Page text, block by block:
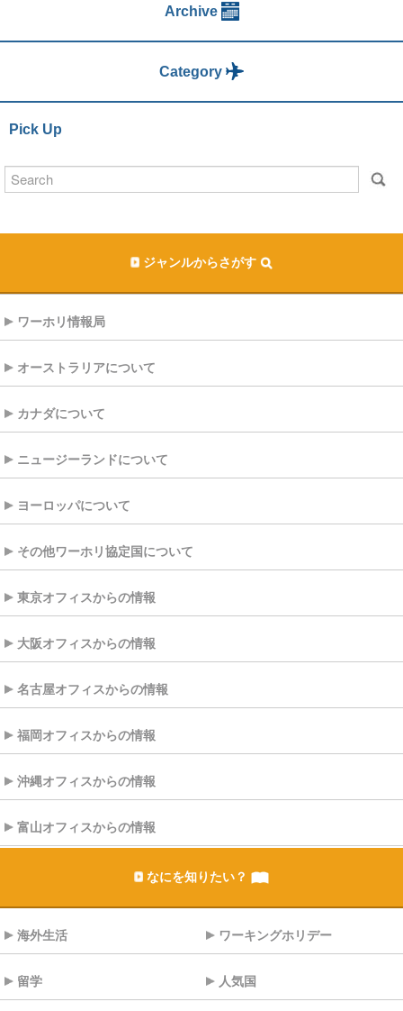
Archive
Category
Pick Up
ジャンルからさがす
ワーホリ情報局
オーストラリアについて
カナダについて
ニュージーランドについて
ヨーロッパについて
その他ワーホリ協定国について
東京オフィスからの情報
大阪オフィスからの情報
名古屋オフィスからの情報
福岡オフィスからの情報
沖縄オフィスからの情報
富山オフィスからの情報
なにを知りたい？
海外生活 ワーキングホリデー
留学 人気国